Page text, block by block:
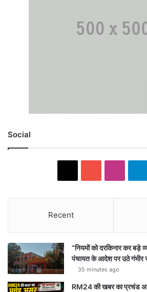
Social
Recent
“नियमों को दरकिनार कर बड़े
पंचायत के आदेश पर उठे गंभीर
35 minutes ago
RM24 की खबर का प्रचंड